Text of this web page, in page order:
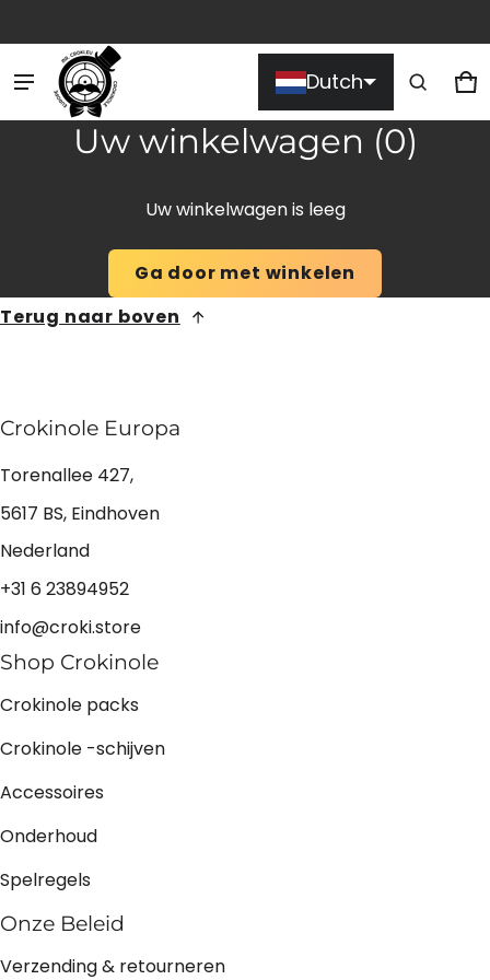
Dutch 0
Product toegevoegd aan
winkelwagen
Bekijk winkelwagen (
Afrekenen
Uw winkelwagen (0)
Uw winkelwagen is leeg
Ga door met winkelen
Terug naar boven
Crokinole Europa
Torenallee 427,
5617 BS, Eindhoven
Nederland
+31 6 23894952
info@croki.store
Shop Crokinole
Crokinole packs
Crokinole -schijven
Accessoires
Onderhoud
Spelregels
Onze Beleid
Verzending & retourneren